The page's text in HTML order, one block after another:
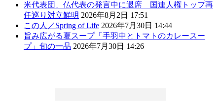
米代表団、仏代表の発言中に退席 国連人権トップ再
任巡り対立鮮明 2026年8月2日 17:51
この人／Spring of Life 2026年7月30日 14:44
旨み広がる夏スープ「手羽中とトマトのカレースー
プ」旬の一品 2026年7月30日 14:26